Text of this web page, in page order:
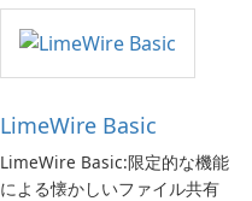
LimeWire Basic
LimeWire Basic:限定的な機能
による懐かしいファイル共有